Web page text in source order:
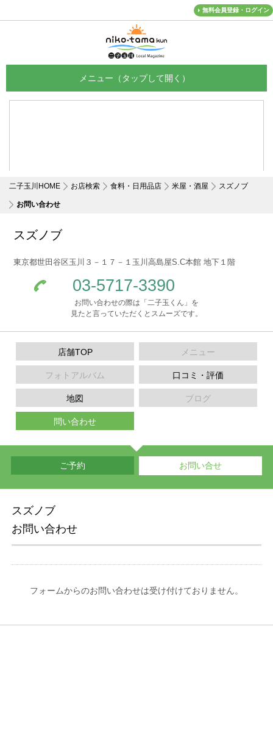
無料会員登録・ログイン
二子玉川HOME お店検索 食料・日用品店 米屋・酒屋 スズノブ
お問い合わせ
スズノブ
東京都世田谷区玉川３－１７－１玉川高島屋S.C本館 地下１階
03-5717-3390
お問い合わせの際は「二子玉くん」を
見たと言っていただくとスムーズです。
店舗TOP メニュー
フォトアルバム 口コミ・評価
地図 ブログ
問い合わせ
ご予約 お問い合せ
スズノブ
お問い合わせ
フォームからのお問い合わせは受け付けておりません。
メニュー